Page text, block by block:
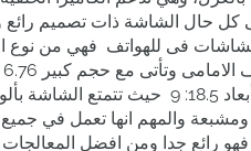
فى للهواتف فهي من نوع